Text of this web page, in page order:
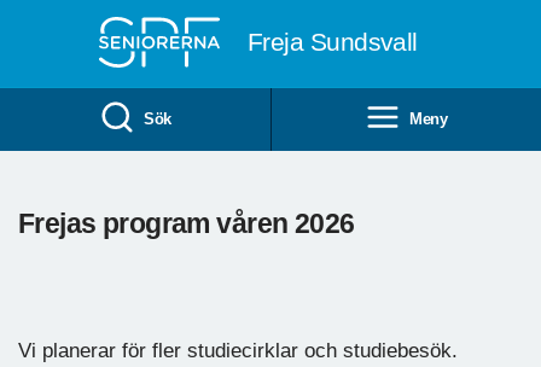
Freja Sundsvall
Sök Meny
Frejas program våren 2026
Vi planerar för fler studiecirklar och studiebesök.